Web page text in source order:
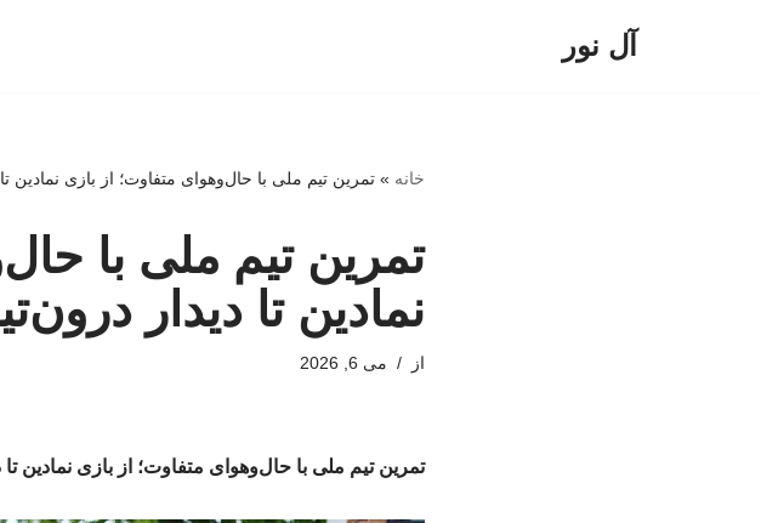
آل نور
خانه »تمرین تیم ملی با حال‌وهوای متفاوت؛ از بازی نمادین
تمرین تیم ملی با
نمادین تا دیدار
از می 6, 2026
تمرین تیم ملی با حال‌وهوای متفاوت؛ از بازی نمادین